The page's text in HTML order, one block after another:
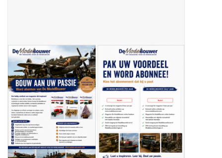
Zeitschriften
Neue Zeichnungen
NEUE ZEITSCHRIFTEN
ABONNEMENT DER